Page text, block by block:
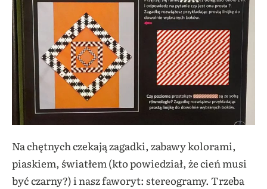
Na chętnych czekają zagadki, zabawy kolorami,
piaskiem, światłem (kto powiedział, że cień musi
być czarny?) i nasz faworyt: stereogramy. Trzeba